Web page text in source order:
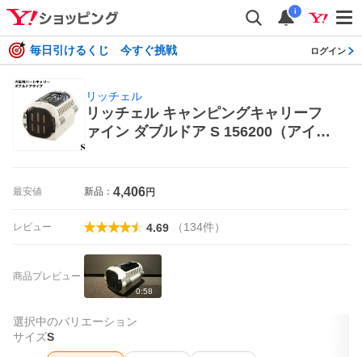
i
毎日引けるくじ 今すぐ挑戦 ログイン
リッチェル
リッチェル キャンピングキャリーフ
ァイン ダブルドア S 156200（アイボ
最安値 新品： 4,406円
レビュー 4.69 （134件）
商品プレビュー
0:58
選択中のバリエーション
サイズS